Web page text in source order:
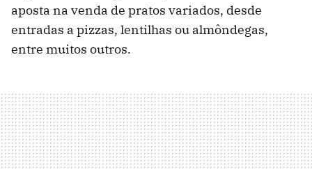
aposta na venda de pratos variados, desde
entradas a pizzas, lentilhas ou almôndegas,
entre muitos outros.